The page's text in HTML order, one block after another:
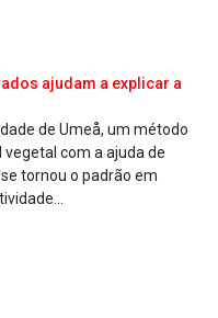
ajudam a explicar a
de Umeå, um método
com a ajuda de
tornou o padrão em